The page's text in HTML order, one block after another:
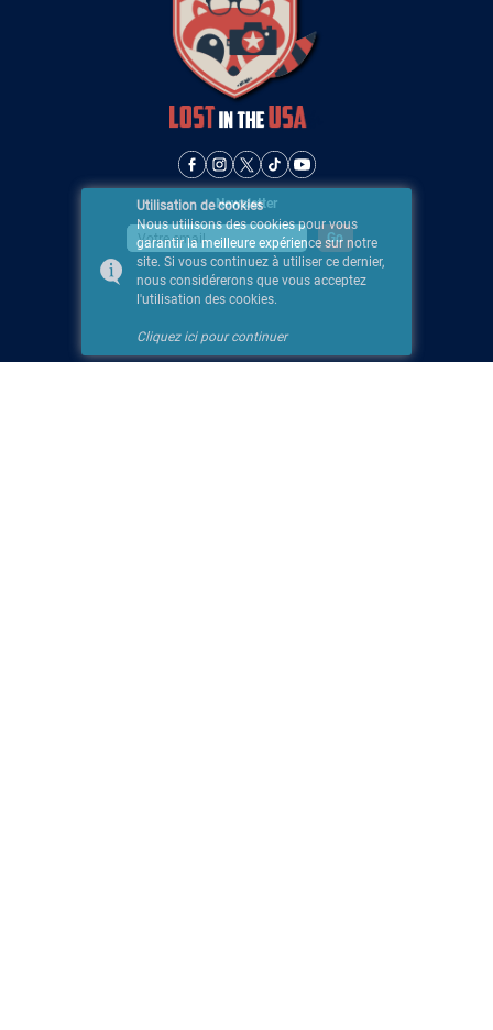
Newsletter
Utilisation de cookies
Nous utilisons des cookies pour vous
garantir la meilleure expérience sur notre
site. Si vous continuez à utiliser ce dernier,
nous considérerons que vous acceptez
l'utilisation des cookies.
Cliquez ici pour continuer